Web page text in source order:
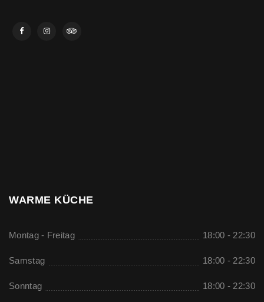
WARME KÜCHE
Montag - Freitag 18:00 - 22:30
Samstag 18:00 - 22:30
Sonntag 18:00 - 22:30